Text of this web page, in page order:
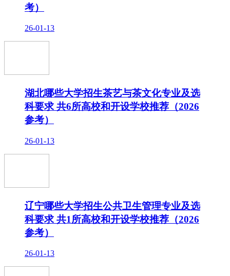
考）
26-01-13
湖北哪些大学招生茶艺与茶文化专业及选
科要求 共6所高校和开设学校推荐（2026
参考）
26-01-13
辽宁哪些大学招生公共卫生管理专业及选
科要求 共1所高校和开设学校推荐（2026
参考）
26-01-13